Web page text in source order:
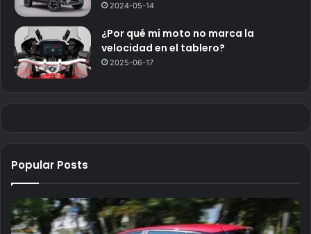
2024-05-14
¿Por qué mi moto no marca la
velocidad en el tablero?
2025-06-17
Popular Posts